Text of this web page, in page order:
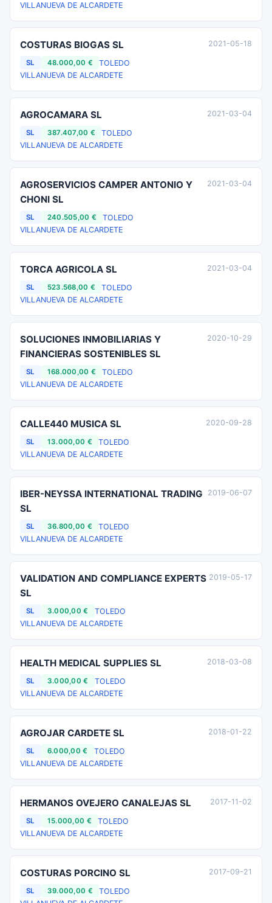
VILLANUEVA DE ALCARDETE
COSTURAS BIOGAS SL
SL 48.000,00 €
TOLEDO
VILLANUEVA DE ALCARDETE
2021-05-18
AGROCAMARA SL
SL 387.407,00 €
TOLEDO
VILLANUEVA DE ALCARDETE
2021-03-04
AGROSERVICIOS CAMPER ANTONIO Y
CHONI SL
SL 240.505,00 €
TOLEDO
VILLANUEVA DE ALCARDETE
2021-03-04
TORCA AGRICOLA SL
SL 523.568,00 €
TOLEDO
VILLANUEVA DE ALCARDETE
2021-03-04
SOLUCIONES INMOBILIARIAS Y
FINANCIERAS SOSTENIBLES SL
SL 168.000,00 €
TOLEDO
VILLANUEVA DE ALCARDETE
2020-10-29
CALLE440 MUSICA SL
SL 13.000,00 €
TOLEDO
VILLANUEVA DE ALCARDETE
2020-09-28
IBER-NEYSSA INTERNATIONAL TRADING
SL
SL 36.800,00 €
TOLEDO
VILLANUEVA DE ALCARDETE
2019-06-07
VALIDATION AND COMPLIANCE EXPERTS
SL
SL 3.000,00 €
TOLEDO
VILLANUEVA DE ALCARDETE
2019-05-17
HEALTH MEDICAL SUPPLIES SL
SL 3.000,00 €
TOLEDO
VILLANUEVA DE ALCARDETE
2018-03-08
AGROJAR CARDETE SL
SL 6.000,00 €
TOLEDO
VILLANUEVA DE ALCARDETE
2018-01-22
HERMANOS OVEJERO CANALEJAS SL
SL 15.000,00 €
TOLEDO
VILLANUEVA DE ALCARDETE
2017-11-02
COSTURAS PORCINO SL
SL 39.000,00 €
TOLEDO
2017-09-21